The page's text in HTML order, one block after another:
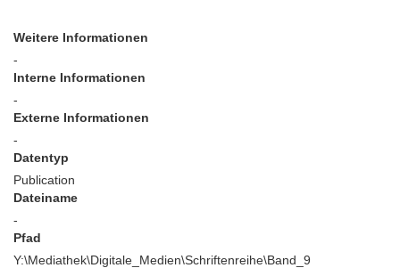
Weitere Informationen
-
Interne Informationen
-
Externe Informationen
-
Datentyp
Publication
Dateiname
-
Pfad
Y:\Mediathek\Digitale_Medien\Schriftenreihe\Band_9